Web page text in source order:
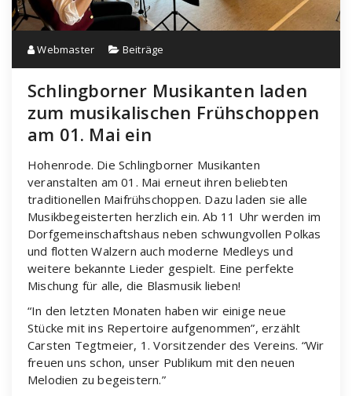
Webmaster Beiträge
Schlingborner Musikanten laden
zum musikalischen Frühschoppen
am 01. Mai ein
Hohenrode. Die Schlingborner Musikanten
veranstalten am 01. Mai erneut ihren beliebten
traditionellen Maifrühschoppen. Dazu laden sie alle
Musikbegeisterten herzlich ein. Ab 11 Uhr werden im
Dorfgemeinschaftshaus neben schwungvollen Polkas
und flotten Walzern auch moderne Medleys und
weitere bekannte Lieder gespielt. Eine perfekte
Mischung für alle, die Blasmusik lieben!
“In den letzten Monaten haben wir einige neue
Stücke mit ins Repertoire aufgenommen”, erzählt
Carsten Tegtmeier, 1. Vorsitzender des Vereins. “Wir
freuen uns schon, unser Publikum mit den neuen
Melodien zu begeistern.”